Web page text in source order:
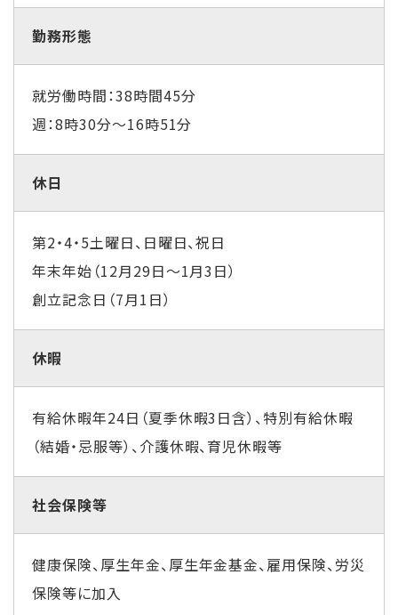
勤務形態
就労働時間：38時間45分
週：8時30分～16時51分
休日
第2・4・5土曜日、日曜日、祝日
年末年始（12月29日～1月3日）
創立記念日（7月1日）
休暇
有給休暇年24日（夏季休暇3日含）、特別有給休暇
（結婚・忌服等）、介護休暇、育児休暇等
社会保険等
健康保険、厚生年金、厚生年金基金、雇用保険、労災
保険等に加入